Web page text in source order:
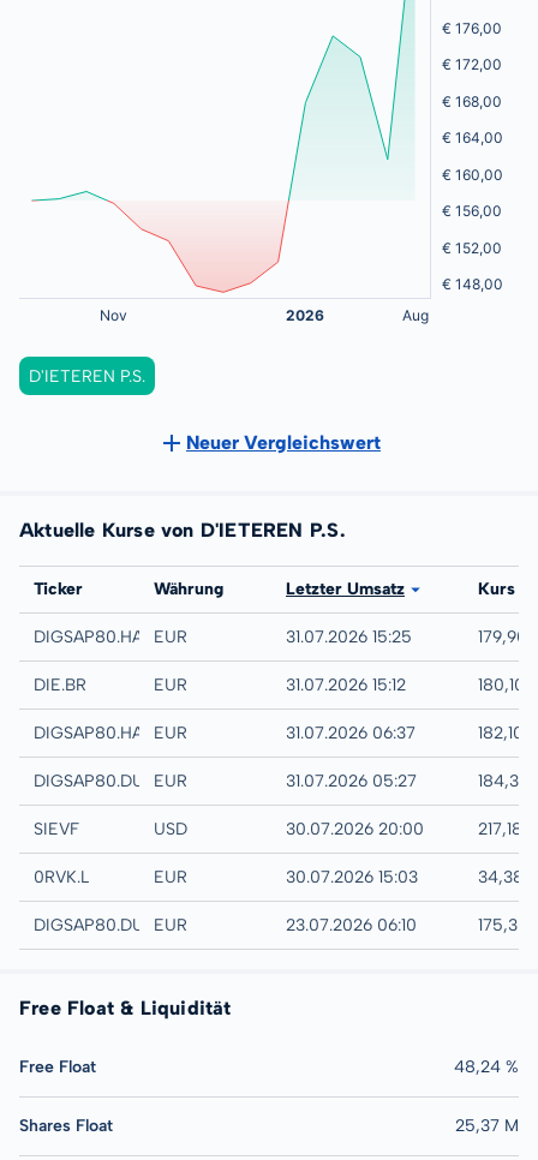
D'IETEREN P.S.
Neuer Vergleichswert
Aktuelle Kurse von D'IETEREN P.S.
Börse
Ticker Währung Letzter Umsatz Kurs
Hannover
DIGSAP80.HANBEUR 31.07.2026 15:25 179,90
EURONEXT - EURONEXT BRUSSELS
DIE.BR EUR 31.07.2026 15:12 180,10
Hamburg
DIGSAP80.HAMBEUR 31.07.2026 06:37 182,10
Quotrix
DIGSAP80.DUSDEUR 31.07.2026 05:27 184,30
UTC
SIEVF USD 30.07.2026 20:00 217,18
London
0RVK.L EUR 30.07.2026 15:03 34,38
Düsseldorf
DIGSAP80.DUSBEUR 23.07.2026 06:10 175,30
Free Float & Liquidität
Free Float 48,24 %
Shares Float 25,37 M